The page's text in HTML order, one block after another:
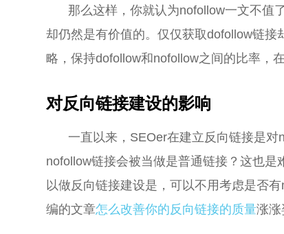
那么这样，你就认为nofollow一文不值
却仍然是有价值的。仅仅获取dofollow链
略，保持dofollow和nofollow之间的比率，
对反向链接建设的影响
一直以来，SEOer在建立反向链接是
nofollow链接会被当做是普通链接？这也
以做反向链接建设是，可以不用考虑是否
编的文章怎么改善你的反向链接的质量涨涨